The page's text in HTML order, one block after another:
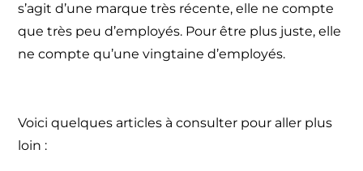
s’agit d’une marquetrès récente, elle ne compte
que très peu d’employés. Pour être plus juste, elle
ne compte qu’une vingtaine d’employés.
Voici quelques articles à consulter pour aller plus
loin :